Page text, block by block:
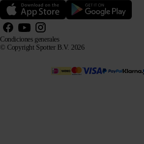
© Copyright Spotter B.V. 2026
Condiciones generales